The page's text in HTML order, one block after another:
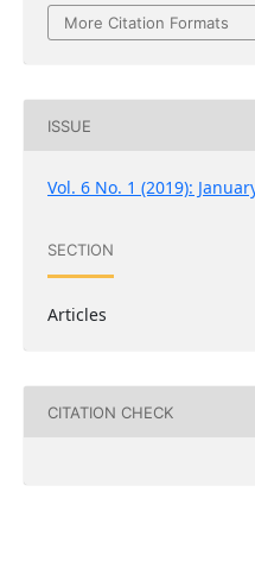
More Citation Formats
ISSUE
Vol. 6 No. 1 (2019):
SECTION
Articles
CITATION CHECK